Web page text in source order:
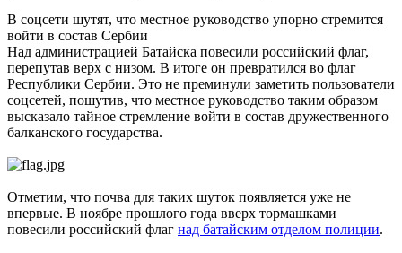
В соцсети шутят, что местное руководство упорно стремится
войти в состав Сербии
Над администрацией Батайска повесили российский флаг,
перепутав верх с низом. В итоге он превратился во флаг
Республики Сербии. Это не преминули заметить пользователи
соцсетей, пошутив, что местное руководство таким образом
высказало тайное стремление войти в состав дружественного
балканского государства.
Отметим, что почва для таких шуток появляется уже не
впервые. В ноябре прошлого года вверх тормашками
повесили российский флаг над батайским отделом полиции.